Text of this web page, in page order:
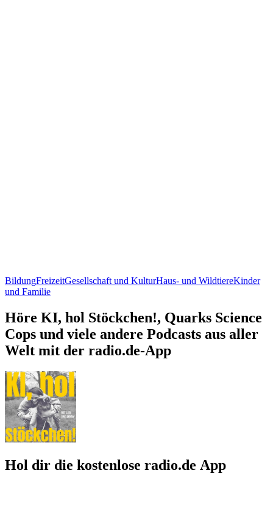
BildungFreizeitGesellschaft und KulturHaus- und WildtiereKinder
und Familie
Höre KI, hol Stöckchen!, Quarks Science
Cops und viele andere Podcasts aus aller
Welt mit der radio.de-App
Hol dir die kostenlose radio.de App